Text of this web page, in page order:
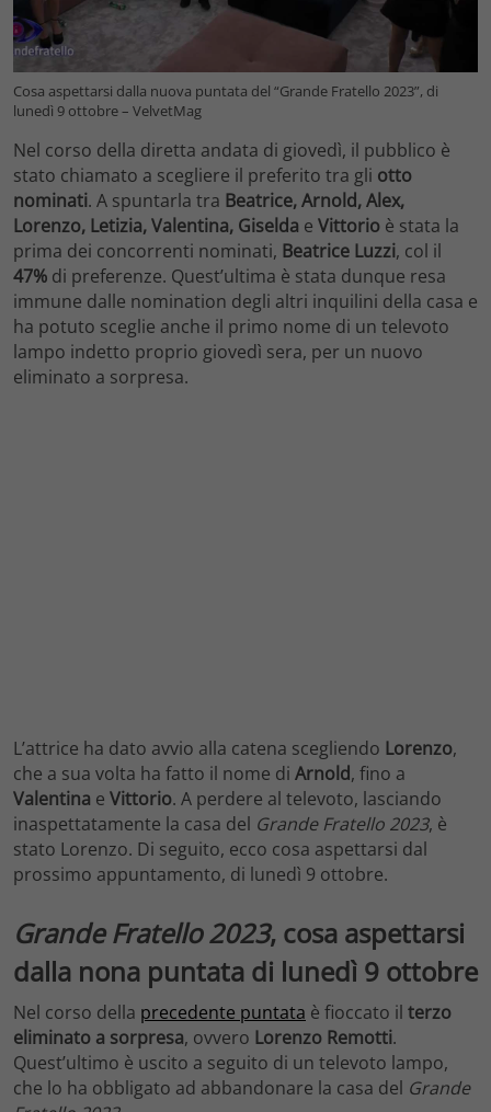
Cosa aspettarsi dalla nuova puntata del “Grande Fratello 2023”, di
lunedì 9 ottobre – VelvetMag
Nel corso della diretta andata di giovedì, il pubblico è
stato chiamato a scegliere il preferito tra gli otto
nominati. A spuntarla tra Beatrice, Arnold, Alex,
Lorenzo, Letizia, Valentina, Giselda e Vittorio è stata la
prima dei concorrenti nominati, Beatrice Luzzi, col il
47% di preferenze. Quest’ultima è stata dunque resa
immune dalle nomination degli altri inquilini della casa e
ha potuto sceglie anche il primo nome di un televoto
lampo indetto proprio giovedì sera, per un nuovo
eliminato a sorpresa.
L’attrice ha dato avvio alla catena scegliendo Lorenzo,
che a sua volta ha fatto il nome di Arnold, fino a
Valentina e Vittorio. A perdere al televoto, lasciando
inaspettatamente la casa del Grande Fratello 2023, è
stato Lorenzo. Di seguito, ecco cosa aspettarsi dal
prossimo appuntamento, di lunedì 9 ottobre.
Grande Fratello 2023, cosa aspettarsi
dalla nona puntata di lunedì 9 ottobre
Nel corso della precedente puntata è fioccato il terzo
eliminato a sorpresa, ovvero Lorenzo Remotti.
Quest’ultimo è uscito a seguito di un televoto lampo,
che lo ha obbligato ad abbandonare la casa del Grande